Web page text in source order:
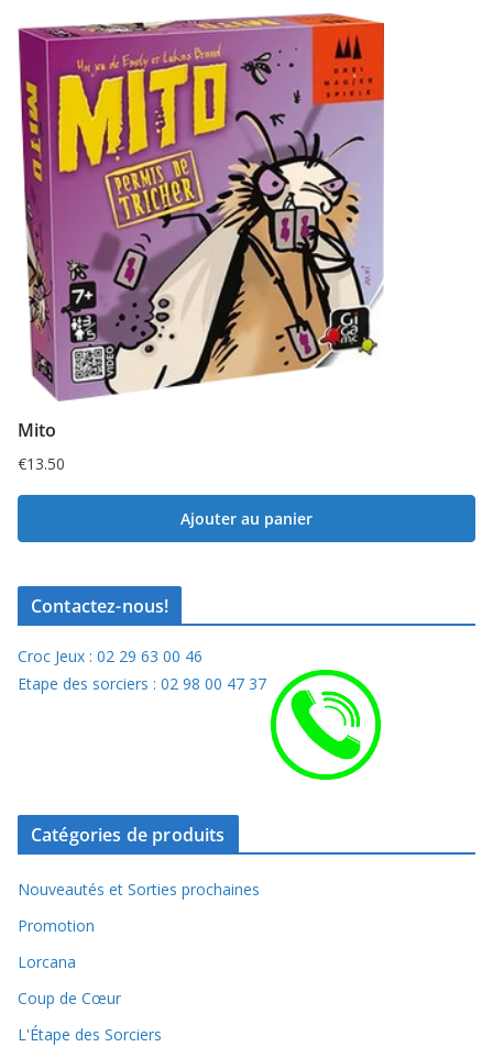
Mito
€13.50
Ajouter au panier
Contactez-nous!
Croc Jeux : 02 29 63 00 46
Etape des sorciers : 02 98 00 47 37
Catégories de produits
Nouveautés et Sorties prochaines
Promotion
Lorcana
Coup de Cœur
L'Étape des Sorciers